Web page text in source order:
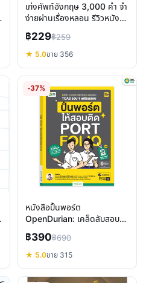
เก่งศัพท์อังกฤษ 3,000 คำ จำ
ง่ายผ่านเรื่องหลอน รีวิวหนังสือ
OpenDurian
฿229฿259
★ 5.0ขาย 356
-37%
หนังสือปั้นพอร์ต
OpenDurian: เคล็ดลับสอบ
ติด TCAS รอบ 1 A-Level
ม.ปลาย
฿390฿690
★ 5.0ขาย 315